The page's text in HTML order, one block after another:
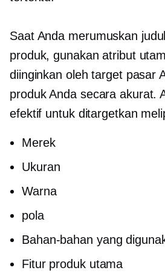
Saat Anda merumuskan
produk, gunakan atribut
diinginkan oleh target pasar
produk Anda secara akurat.
efektif untuk ditargetkan
Merek
Ukuran
Warna
pola
Bahan-bahan yang
Fitur produk utama